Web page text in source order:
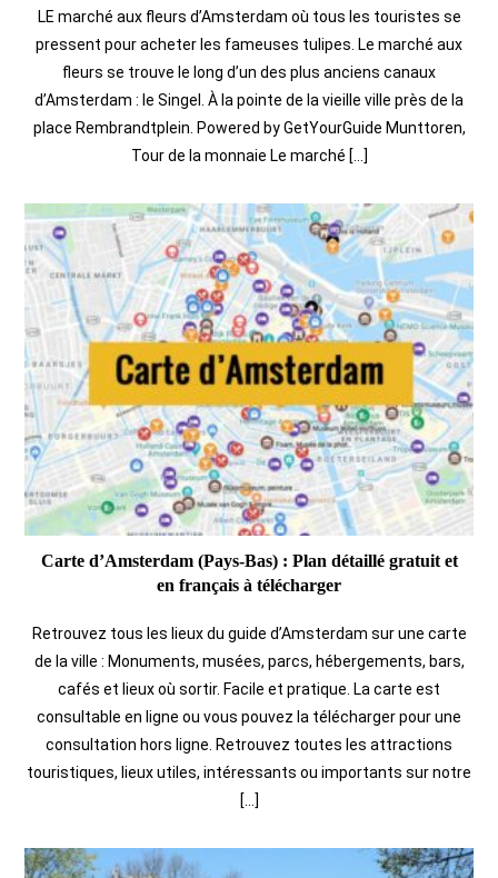
LE marché aux fleurs d’Amsterdam où tous les touristes se
pressent pour acheter les fameuses tulipes. Le marché aux
fleurs se trouve le long d’un des plus anciens canaux
d’Amsterdam : le Singel. À la pointe de la vieille ville près de la
place Rembrandtplein. Powered by GetYourGuide Munttoren,
Tour de la monnaie Le marché […]
Carte d’Amsterdam (Pays-Bas) : Plan détaillé gratuit et
en français à télécharger
Retrouvez tous les lieux du guide d’Amsterdam sur une carte
de la ville : Monuments, musées, parcs, hébergements, bars,
cafés et lieux où sortir. Facile et pratique. La carte est
consultable en ligne ou vous pouvez la télécharger pour une
consultation hors ligne. Retrouvez toutes les attractions
touristiques, lieux utiles, intéressants ou importants sur notre
[…]